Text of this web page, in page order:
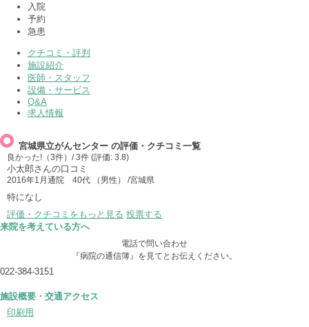
入院
予約
急患
クチコミ・評判
施設紹介
医師・スタッフ
設備・サービス
Q&A
求人情報
宮城県立がんセンター の評価・クチコミ一覧
良かった!（3件） / 3件 (評価: 3.8)
小太郎さんの口コミ
2016年1月通院 40代 （男性） /宮城県
特になし
評価・クチコミをもっと見る 投票する
来院を考えている方へ
電話で問い合わせ
『病院の通信簿』を見てとお伝えください。
022-384-3151
施設概要・交通アクセス
印刷用